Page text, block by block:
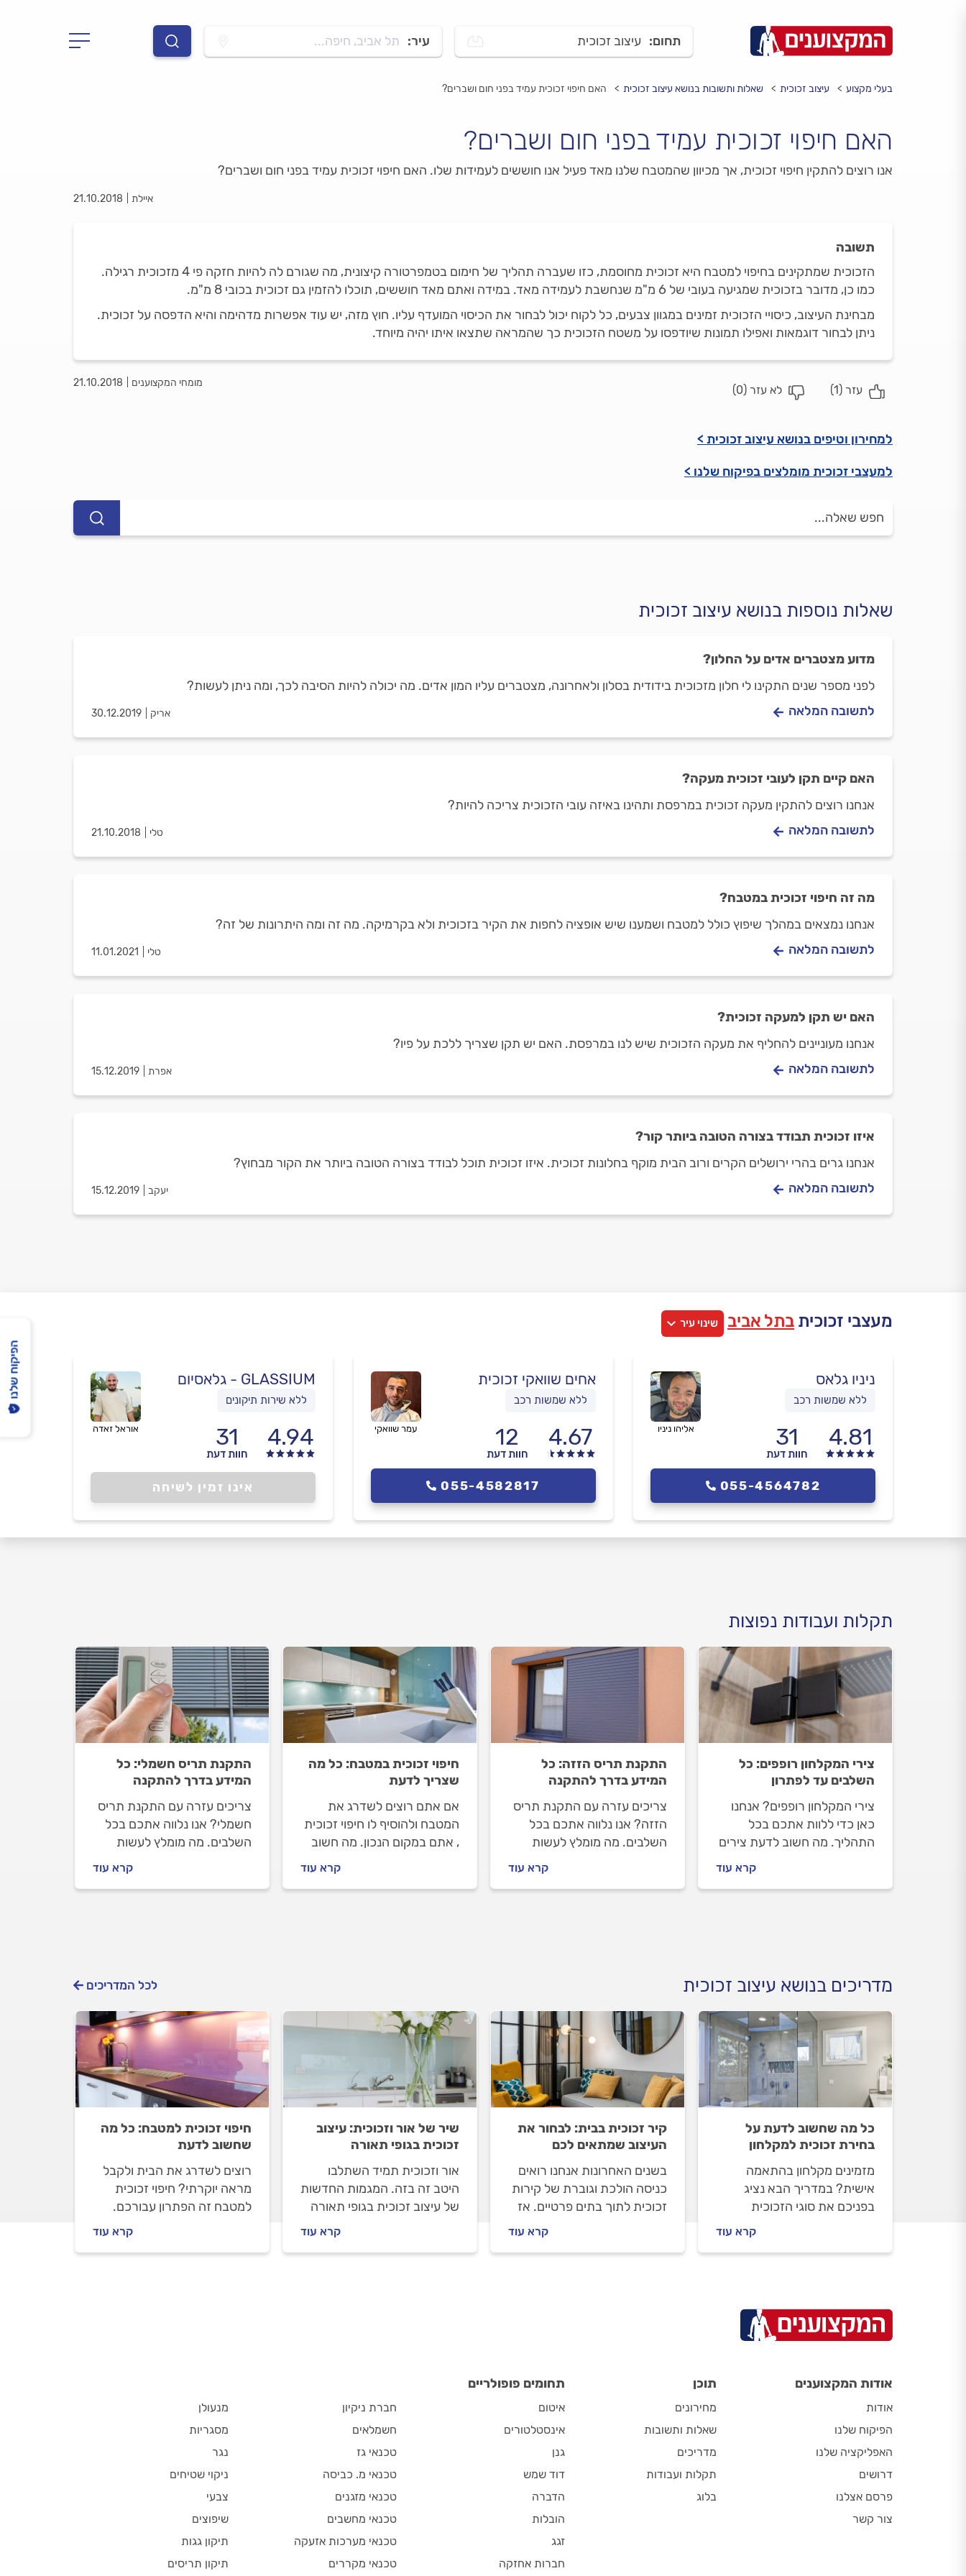
תחום: עיצוב זכוכית עיר: תל אביב, חיפה...
בעלי מקצוע עיצוב זכוכית שאלות ותשובות בנושא עיצוב זכוכית האם חיפוי זכוכית עמיד בפני חום ושברים?
האם חיפוי זכוכית עמיד בפני חום ושברים?
אנו רוצים להתקין חיפוי זכוכית, אך מכיוון שהמטבח שלנו מאד פעיל אנו חוששים לעמידות שלו. האם חיפוי זכוכית עמיד בפני חום ושברים?
איילת 21.10.2018
תשובה
הזכוכית שמתקינים בחיפוי למטבח היא זכוכית מחוסמת, כזו שעברה תהליך של חימום בטמפרטורה קיצונית, מה שגורם לה להיות חזקה פי 4 מזכוכית רגילה.
כמו כן, מדובר בזכוכית שמגיעה בעובי של 6 מ"מ שנחשבת לעמידה מאד. במידה ואתם מאד חוששים, תוכלו להזמין גם זכוכית בכובי 8 מ"מ.
מבחינת העיצוב, כיסויי הזכוכית זמינים במגוון צבעים, כל לקוח יכול לבחור את הכיסוי המועדף עליו. חוץ מזה, יש עוד אפשרות מדהימה והיא הדפסה על זכוכית.
ניתן לבחור דוגמאות ואפילו תמונות שיודפסו על משטח הזכוכית כך שהמראה שתצאו איתו יהיה מיוחד.
1
)
0
)
מומחי המקצוענים 21.10.2018
למחירון וטיפים בנושא עיצוב זכוכית >
למעצבי זכוכית מומלצים בפיקוח שלנו >
שאלות נוספות בנושא עיצוב זכוכית
מדוע מצטברים אדים על החלון?
לפני מספר שנים התקינו לי חלון מזכוכית בידודית בסלון ולאחרונה, מצטברים עליו המון אדים. מה יכולה להיות הסיבה לכך, ומה ניתן לעשות?
אריק 30.12.2019 לתשובה המלאה
האם קיים תקן לעובי זכוכית מעקה?
אנחנו רוצים להתקין מעקה זכוכית במרפסת ותהינו באיזה עובי הזכוכית צריכה להיות?
טלי 21.10.2018 לתשובה המלאה
מה זה חיפוי זכוכית במטבח?
אנחנו נמצאים במהלך שיפוץ כולל למטבח ושמענו שיש אופציה לחפות את הקיר בזכוכית ולא בקרמיקה. מה זה ומה היתרונות של זה?
טלי 11.01.2021 לתשובה המלאה
האם יש תקן למעקה זכוכית?
אנחנו מעוניינים להחליף את מעקה הזכוכית שיש לנו במרפסת. האם יש תקן שצריך ללכת על פיו?
אפרת 15.12.2019 לתשובה המלאה
איזו זכוכית תבודד בצורה הטובה ביותר קור?
אנחנו גרים בהרי ירושלים הקרים ורוב הבית מוקף בחלונות זכוכית. איזו זכוכית תוכל לבודד בצורה הטובה ביותר את הקור מבחוץ?
יעקב 15.12.2019 לתשובה המלאה
מעצבי זכוכית בתל אביב שינוי עיר
ניניו גלאס
ללא שמשות רכב
4.81
31
חוות דעת
אליהו ניניו
055-4564782
אחים שוואקי זכוכית
ללא שמשות רכב
4.67
12
חוות דעת
עמר שוואקי
055-4582817
GLASSIUM - גלאסיום
ללא שירות תיקונים
4.94
31
חוות דעת
אוראל זאדה
אינו זמין לשיחה
תקלות ועבודות נפוצות
צירי המקלחון רופפים: כל
השלבים עד לפתרון
צירי המקלחון רופפים? אנחנו
כאן כדי ללוות אתכם בכל
התהליך. מה חשוב לדעת צירים
מול מתקין המקלחונים וכמה
עולה החלפת צירים? כל
קרא עוד
התקנת תריס הזזה: כל
המידע בדרך להתקנה
צריכים עזרה עם התקנת תריס
הזזה? אנו נלווה אתכם בכל
השלבים. מה מומלץ לעשות
מה חשוב לבדוק מולו וכמה עולה
להתקין תריס הזזה? ריכזנו
קרא עוד
חיפוי זכוכית במטבח: כל מה
שצריך לדעת
אם אתם רוצים לשדרג את
המטבח ולהוסיף לו חיפוי זכוכית
, אתם במקום הנכון. מה חשוב
זכוכית, איך מתנהלים מולו וכמה
זה יעלה לכם? כל התשובות
קרא עוד
התקנת תריס חשמלי: כל
המידע בדרך להתקנה
צריכים עזרה עם התקנת תריס
חשמלי? אנו נלווה אתכם בכל
השלבים. מה מומלץ לעשות
מה חשוב לבדוק מולו וכמה עולה
להתקין תריס חשמלי? ריכזנו
קרא עוד
מדריכים בנושא עיצוב זכוכית לכל המדריכים
כל מה שחשוב לדעת על
בחירת זכוכית למקלחון
מזמינים מקלחון בהתאמה
אישית? במדריך הבא נציג
בפניכם את סוגי הזכוכית
זכוכית עומדת בתו התקן והאם
קרא עוד
קיר זכוכית בבית: לבחור את
העיצוב שמתאים לכם
בשנים האחרונות אנחנו רואים
כניסה הולכת וגוברת של קירות
זכוכית לתוך בתים פרטיים. אז
קרא עוד
שיר של אור וזכוכית: עיצוב
זכוכית בגופי תאורה
אור וזכוכית תמיד השתלבו
היטב זה בזה. המגמות החדשות
של עיצוב זכוכית בגופי תאורה
הפעולה בין השניים למרהיב
קרא עוד
חיפוי זכוכית למטבח: כל מה
שחשוב לדעת
רוצים לשדרג את הבית ולקבל
מראה יוקרתי? חיפוי זכוכית
למטבח זה הפתרון עבורכם.
זכוכית למטבח, מה היתרונות
קרא עוד
הפיקוח שלנו
אודות המקצוענים
אודות
הפיקוח שלנו
האפליקציה שלנו
דרושים
פרסם אצלנו
צור קשר
תוכן
מחירונים
שאלות ותשובות
מדריכים
תקלות ועבודות
בלוג
תחומים פופולריים
איטום
אינסטלטורים
גנן
דוד שמש
הדברה
הובלות
זגג
חברות אחזקה
חברת ניקיון
חשמלאים
טכנאי גז
טכנאי מ. כביסה
טכנאי מזגנים
טכנאי מחשבים
טכנאי מערכות אזעקה
טכנאי מקררים
מנעולן
מסגריות
נגר
ניקוי שטיחים
צבעי
שיפוצים
תיקון גגות
תיקון תריסים